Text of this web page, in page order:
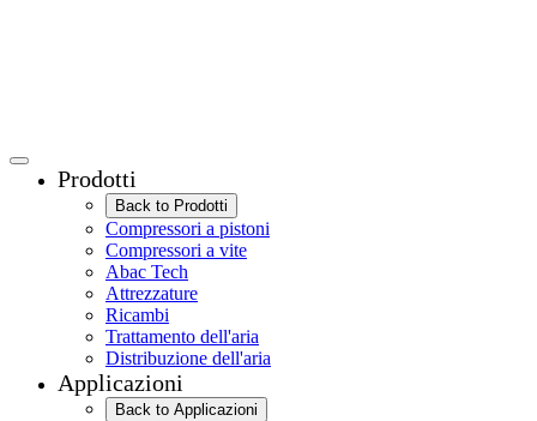
Prodotti
Back to Prodotti
Compressori a pistoni
Compressori a vite
Abac Tech
Attrezzature
Ricambi
Trattamento dell'aria
Distribuzione dell'aria
Applicazioni
Back to Applicazioni